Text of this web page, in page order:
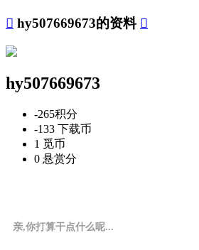
 hy507669673的资料 
hy507669673
-265积分
-133 下载币
1 觅币
0 悬赏分
亲,你打算干点什么呢...